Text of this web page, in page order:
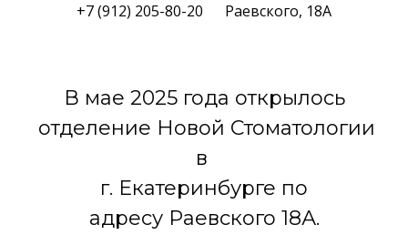
+7 (912) 205-80-20 Раевского, 18А
В мае 2025 года открылось
отделение Новой Стоматологии
в
г. Екатеринбурге по
адресу Раевского 18А.